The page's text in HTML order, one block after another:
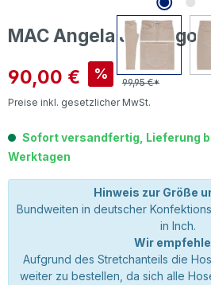
MAC Angela Jeans
Verkaufspreis:
90,00 € %
99,95 €*
Preise inkl. gesetzlicher MwSt.
Sofort versandfertig, Lieferung
Werktagen
Hinweis zur Größe
Bundweiten in deutscher
in Inch.
Wir
Aufgrund des Stretchanteils die
weiter zu bestellen, da sich alle